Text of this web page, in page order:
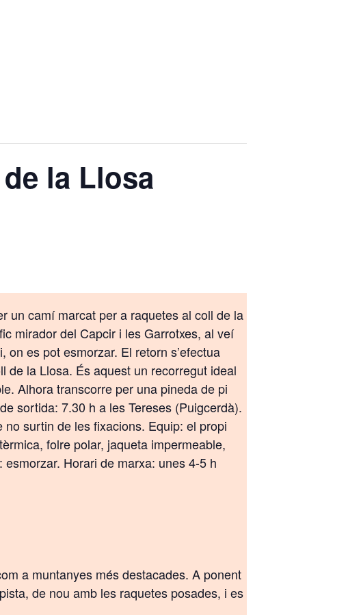
la Llosa
un camí marcat per a raquetes al coll de la
mirador del Capcir i les Garrotxes, al veí
es pot esmorzar. El retorn s’efectua
de la Llosa. És aquest un recorregut ideal
Alhora transcorre per una pineda de pi
sortida: 7.30 h a les Tereses (Puigcerdà).
surtin de les fixacions. Equip: el propi
folre polar, jaqueta impermeable,
Horari de marxa: unes 4-5 h
a muntanyes més destacades. A ponent
de nou amb les raquetes posades, i es